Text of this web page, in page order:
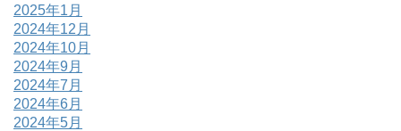
2025年1月
2024年12月
2024年10月
2024年9月
2024年7月
2024年6月
2024年5月